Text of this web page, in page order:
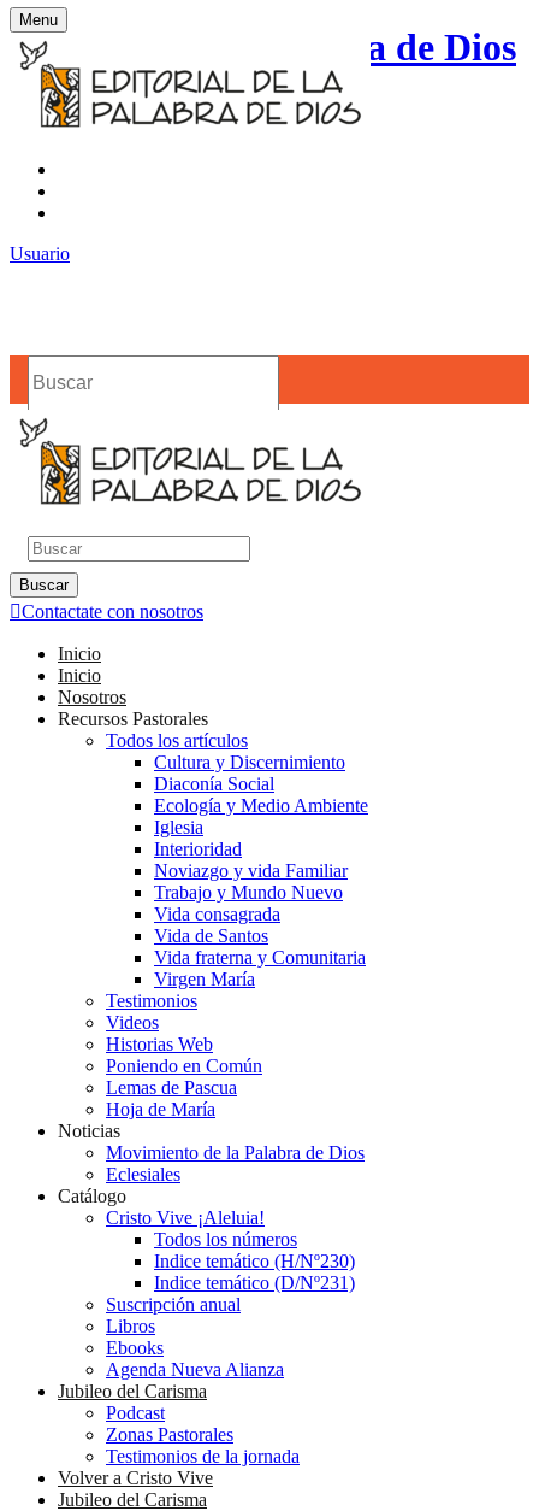
Editorial de la Palabra de Dios
Contacto
Noticias
Usuario
Menu
Buscar
Buscar
Contactate con nosotros
Inicio
Inicio
Nosotros
Recursos Pastorales
Todos los artículos
Cultura y Discernimiento
Diaconía Social
Ecología y Medio Ambiente
Iglesia
Interioridad
Noviazgo y vida Familiar
Trabajo y Mundo Nuevo
Vida consagrada
Vida de Santos
Vida fraterna y Comunitaria
Virgen María
Testimonios
Videos
Historias Web
Poniendo en Común
Lemas de Pascua
Hoja de María
Noticias
Movimiento de la Palabra de Dios
Eclesiales
Catálogo
Cristo Vive ¡Aleluia!
Todos los números
Indice temático (H/Nº230)
Indice temático (D/Nº231)
Suscripción anual
Libros
Ebooks
Agenda Nueva Alianza
Jubileo del Carisma
Podcast
Zonas Pastorales
Testimonios de la jornada
Volver a Cristo Vive
Jubileo del Carisma